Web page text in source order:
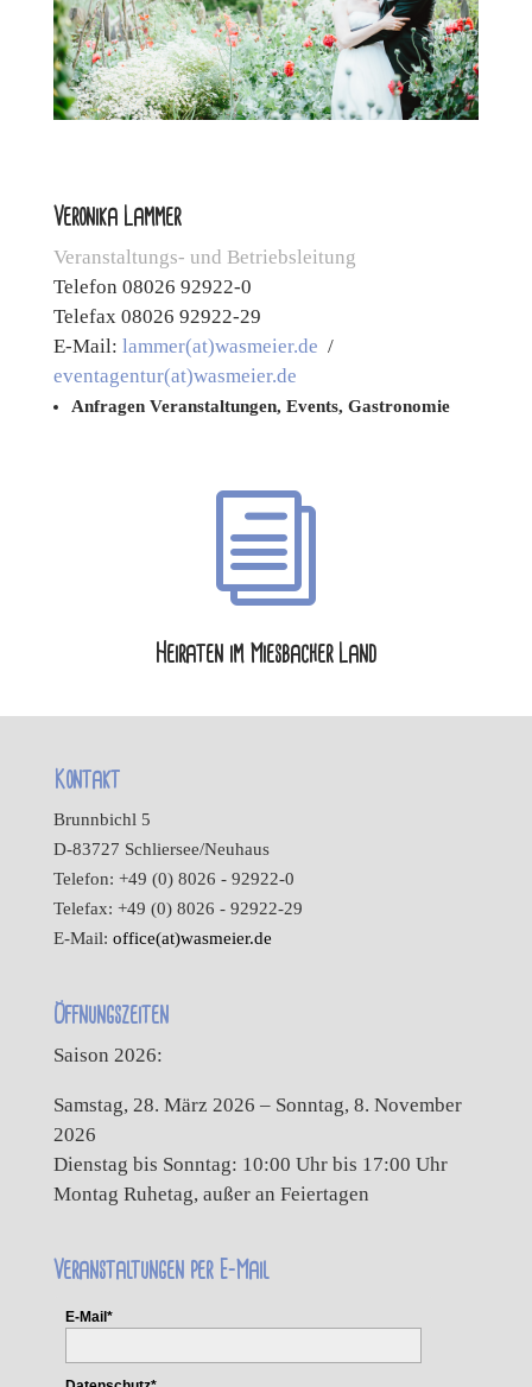
Veronika Lammer
Veranstaltungs- und Betriebsleitung
Telefon 08026 92922-0
Telefax 08026 92922-29
E-Mail: lammer(at)wasmeier.de /
eventagentur(at)wasmeier.de
Anfragen Veranstaltungen, Events, Gastronomie
i
Heiraten im Miesbacher Land
Kontakt
Brunnbichl 5
D-83727 Schliersee/Neuhaus
Telefon: +49 (0) 8026 - 92922-0
Telefax: +49 (0) 8026 - 92922-29
E-Mail: office(at)wasmeier.de
Öffnungszeiten
Saison 2026:
Samstag, 28. März 2026 – Sonntag, 8. November
2026
Dienstag bis Sonntag: 10:00 Uhr bis 17:00 Uhr
Montag Ruhetag, außer an Feiertagen
Veranstaltungen per E-Mail
E-Mail*